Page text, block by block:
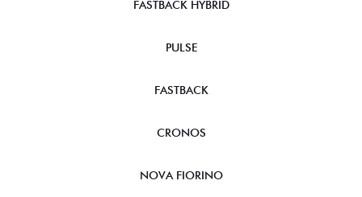
FASTBACK HYBRID
PULSE
FASTBACK
CRONOS
NOVA FIORINO